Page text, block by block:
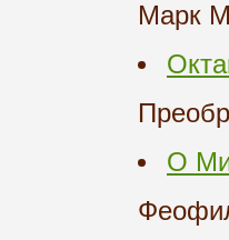
Марк
О